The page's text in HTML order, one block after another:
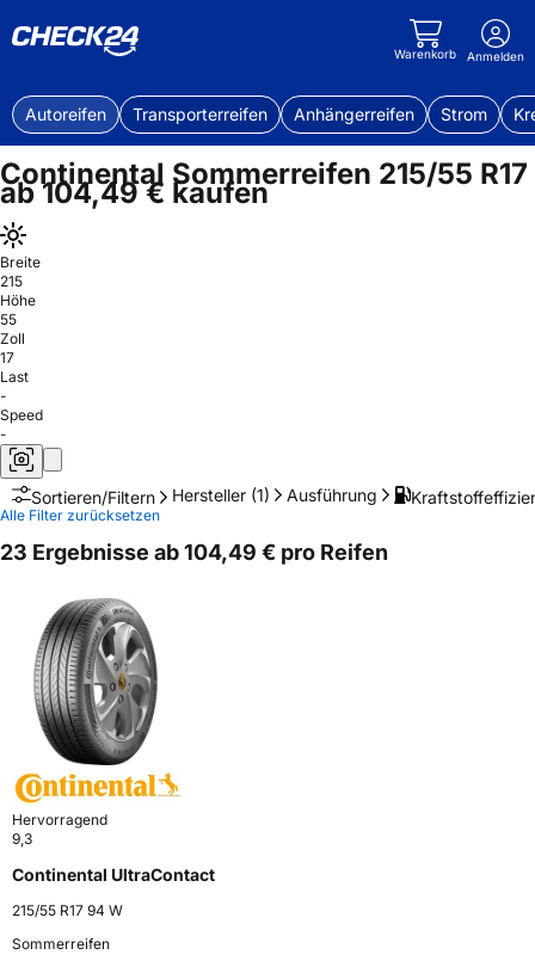
Warenkorb Anmelden
Autoreifen Transporterreifen Anhängerreifen Strom
Continental Sommerreifen 215/55 R17
ab 104,49 € kaufen
Breite
215
Höhe
55
Zoll
17
Last
-
Speed
-
Sortieren/Filtern Hersteller (1) Ausführung
Alle Filter zurücksetzen
23 Ergebnisse ab 104,49 € pro Reifen
Hervorragend
9,3
Continental UltraContact
215/55 R17 94 W
Sommerreifen